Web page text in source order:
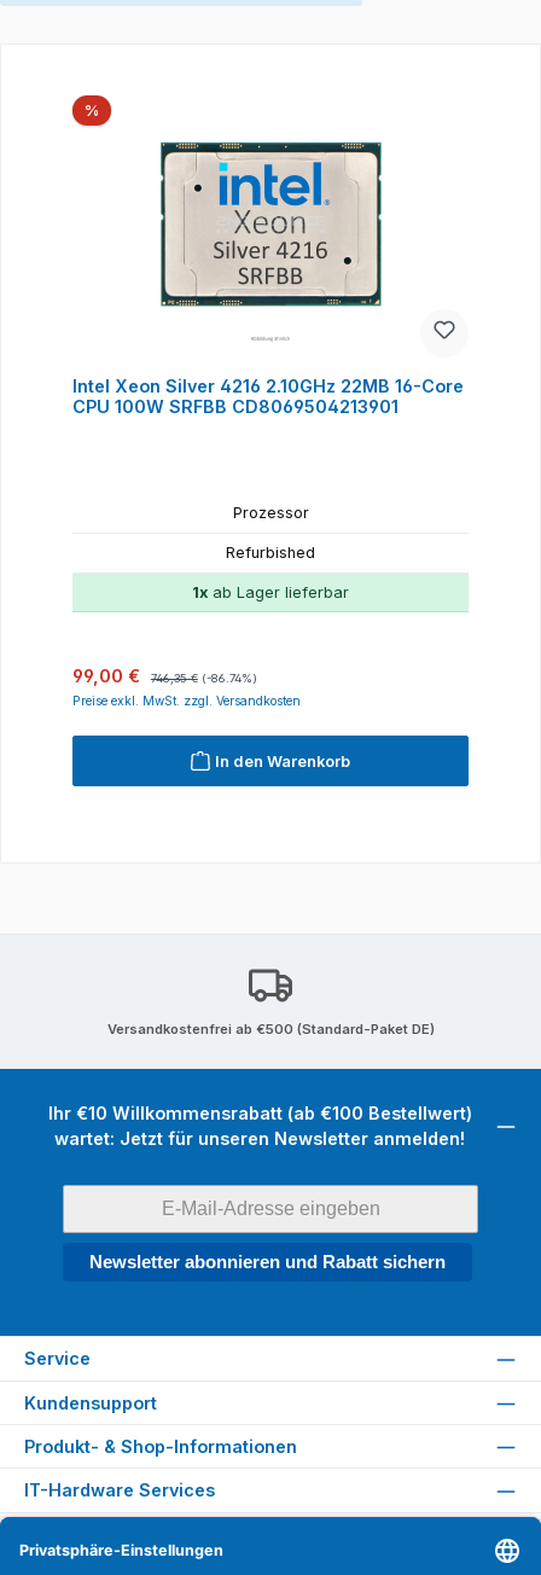
%Rabatt
Intel Xeon Silver 4216 2.10GHz 22MB 16-Core
CPU 100W SRFBB CD8069504213901
Prozessor
Refurbished
1x ab Lager lieferbar
Verkaufspreis:
99,00 € 746,35 € (-86.74%)
Preise exkl. MwSt. zzgl. Versandkosten
In den Warenkorb
Versandkostenfrei ab €500 (Standard-Paket DE)
Ihr €10 Willkommensrabatt (ab €100 Bestellwert)
wartet: Jetzt für unseren Newsletter anmelden!
Newsletter abonnieren und Rabatt sichern
Service
Kundensupport
Produkt- & Shop-Informationen
IT-Hardware Services